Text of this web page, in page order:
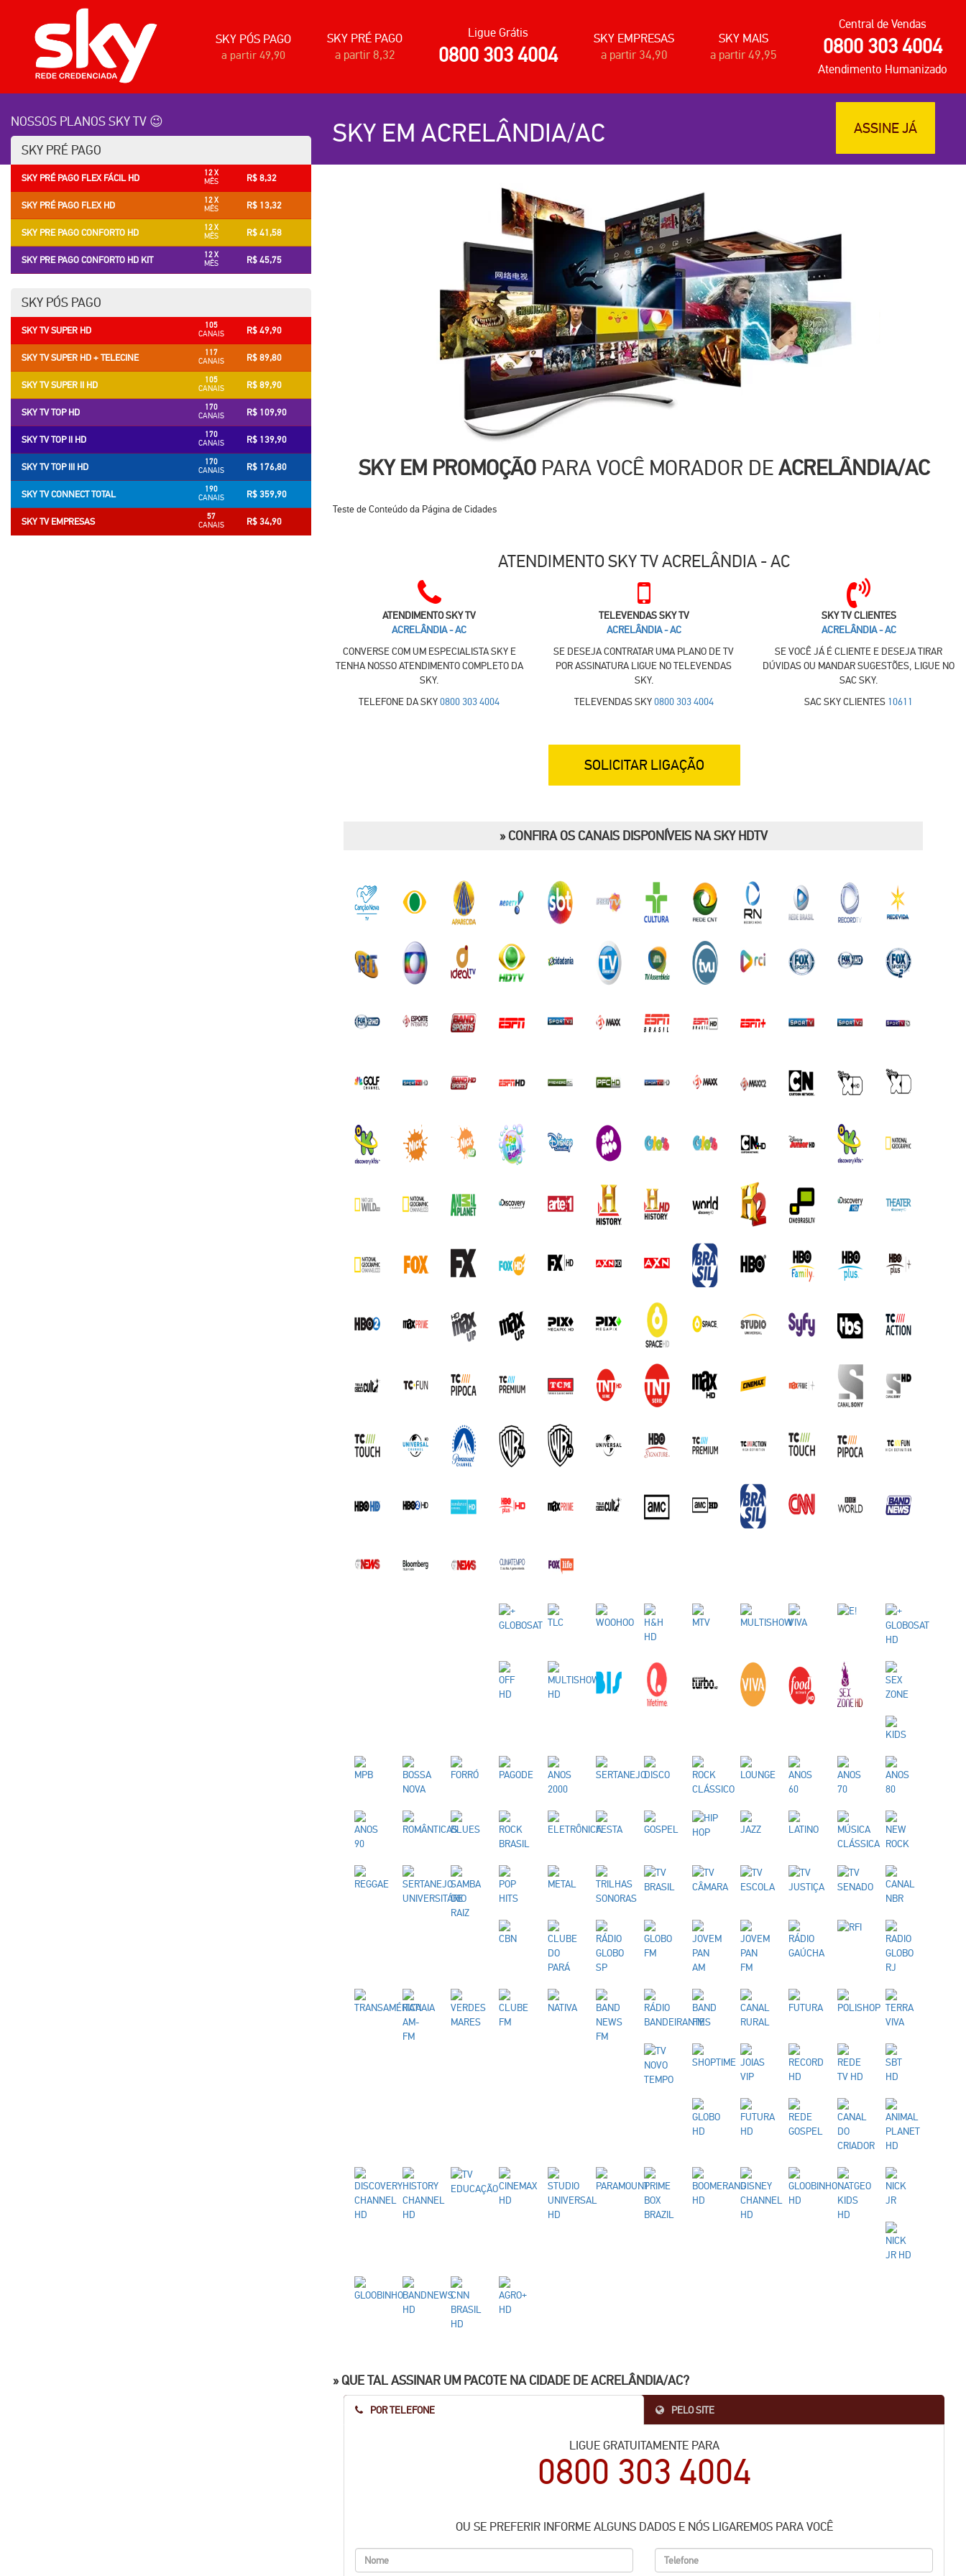
SKY PÓS PAGO
a partir 49,90
SKY PRÉ PAGO
a partir 8,32
Ligue Grátis
0800 303 4004
SKY EMPRESAS
a partir 34,90
SKY MAIS
a partir 49,95
Central de Vendas
0800 303 4004
Atendimento Humanizado
SKY EM ACRELÂNDIA/AC ASSINE JÁ
NOSSOS PLANOS SKY TV 😉
SKY PRÉ PAGO
SKY PRÉ PAGO FLEX FÁCIL HD
12 X
MÊS
R$ 8,32
SKY PRÉ PAGO FLEX HD
12 X
MÊS
R$ 13,32
SKY PRE PAGO CONFORTO HD
12 X
MÊS
R$ 41,58
SKY PRE PAGO CONFORTO HD KIT
12 X
MÊS
R$ 45,75
SKY PÓS PAGO
SKY TV SUPER HD
105
CANAIS
R$ 49,90
SKY TV SUPER HD + TELECINE
117
CANAIS
R$ 89,80
SKY TV SUPER II HD
105
CANAIS
R$ 89,90
SKY TV TOP HD
170
CANAIS
R$ 109,90
SKY TV TOP II HD
170
CANAIS
R$ 139,90
SKY TV TOP III HD
170
CANAIS
R$ 176,80
SKY TV CONNECT TOTAL
190
CANAIS
R$ 359,90
SKY TV EMPRESAS
57
CANAIS
R$ 34,90
SKY EM PROMOÇÃO PARA VOCÊ MORADOR DE ACRELÂNDIA/AC
Teste de Conteúdo da Página de Cidades
ATENDIMENTO SKY TV ACRELÂNDIA - AC
ATENDIMENTO SKY TV
ACRELÂNDIA - AC
CONVERSE COM UM ESPECIALISTA SKY E
TENHA NOSSO ATENDIMENTO COMPLETO DA
SKY.
TELEFONE DA SKY0800 303 4004
TELEVENDAS SKY TV
ACRELÂNDIA - AC
SE DESEJA CONTRATAR UMA PLANO DE TV
POR ASSINATURA LIGUE NO TELEVENDAS
SKY.
TELEVENDAS SKY0800 303 4004
SKY TV CLIENTES
ACRELÂNDIA - AC
SE VOCÊ JÁ É CLIENTE E DESEJA TIRAR
DÚVIDAS OU MANDAR SUGESTÕES, LIGUE NO
SAC SKY.
SAC SKY CLIENTES 10611
SOLICITAR LIGAÇÃO
» CONFIRA OS CANAIS DISPONÍVEIS NA SKY HDTV
» QUE TAL ASSINAR UM PACOTE NA CIDADE DEACRELÂNDIA/AC ?
PELO SITE
0800 303 4004